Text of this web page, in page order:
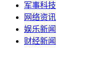
军事科技
网络资讯
娱乐新闻
财经新闻